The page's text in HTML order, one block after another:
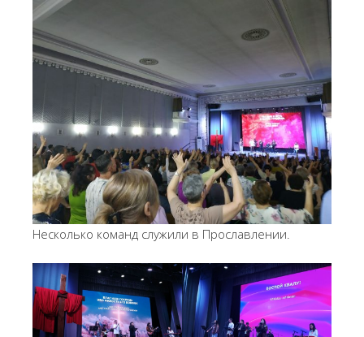
Несколько команд служили в Прославлении.